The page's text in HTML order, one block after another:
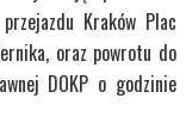
Kraków Plac
oraz powrotu do
DOKP o godzinie